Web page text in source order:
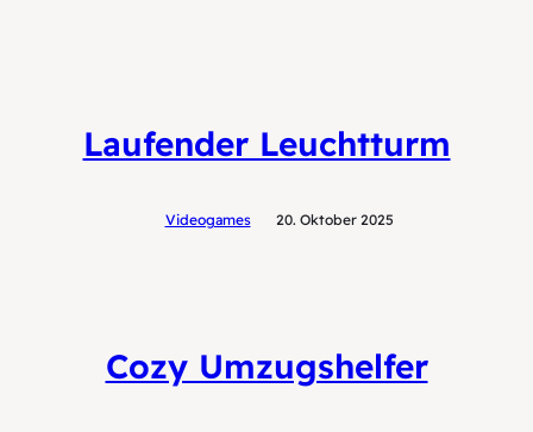
Laufender Leuchtturm
Videogames 20. Oktober 2025
Cozy Umzugshelfer